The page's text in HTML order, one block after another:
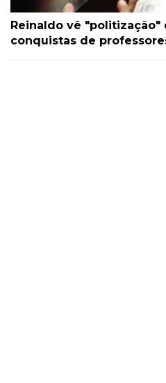
Reinaldo vê "politização"
conquistas de